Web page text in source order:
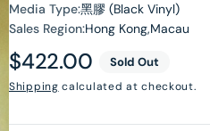
Media Type:黑膠 (Black Vinyl)
Sales Region:Hong Kong,Macau
Regular
price
$422.00 Sold Out
Shipping calculated at checkout.